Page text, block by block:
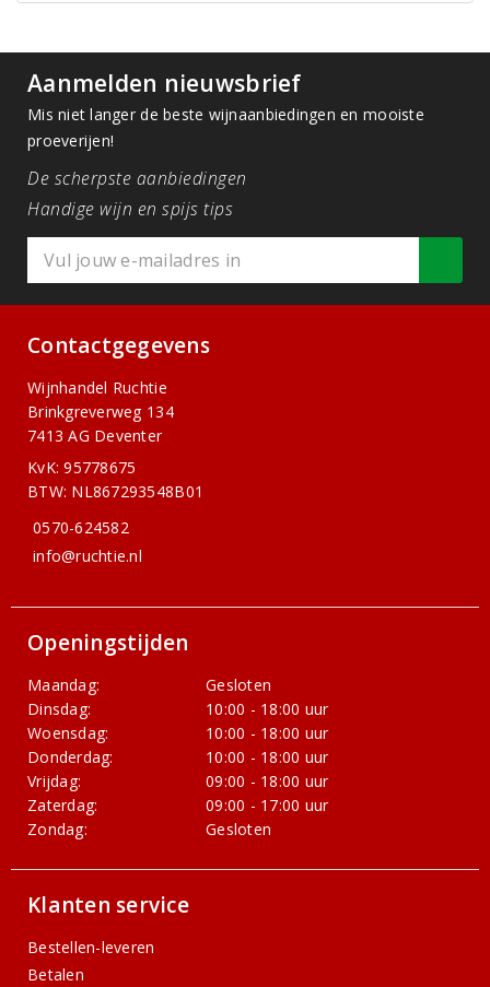
Aanmelden nieuwsbrief
Mis niet langer de beste wijnaanbiedingen en mooiste
proeverijen!
De scherpste aanbiedingen
Handige wijn en spijs tips
Contactgegevens
Wijnhandel Ruchtie
Brinkgreverweg 134
7413 AG Deventer
KvK: 95778675
BTW: NL867293548B01
0570-624582
info@ruchtie.nl
Openingstijden
Maandag:
Gesloten
Dinsdag:
10:00 - 18:00 uur
Woensdag:
10:00 - 18:00 uur
Donderdag:
10:00 - 18:00 uur
Vrijdag:
09:00 - 18:00 uur
Zaterdag:
09:00 - 17:00 uur
Zondag:
Gesloten
Klanten service
Bestellen-leveren
Betalen